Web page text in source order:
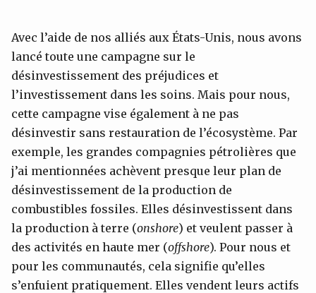
Avec l’aide de nos alliés aux États-Unis, nous avons
lancé toute une campagne sur le
désinvestissement des préjudices et
l’investissement dans les soins. Mais pour nous,
cette campagne vise également à ne pas
désinvestir sans restauration de l’écosystème. Par
exemple, les grandes compagnies pétrolières que
j’ai mentionnées achèvent presque leur plan de
désinvestissement de la production de
combustibles fossiles. Elles désinvestissent dans
la production à terre (onshore) et veulent passer à
des activités en haute mer (offshore). Pour nous et
pour les communautés, cela signifie qu’elles
s’enfuient pratiquement. Elles vendent leurs actifs